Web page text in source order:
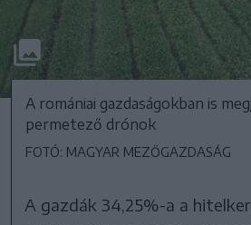
A romániai gazdaságokban is
permetező drónok
FOTÓ: MAGYAR MEZŐGAZDASÁG
A gazdák 34,25%-a a